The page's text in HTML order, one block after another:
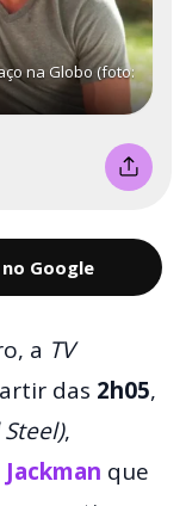
na Globo (foto:
Google
a TV
das 2h05,
,
que